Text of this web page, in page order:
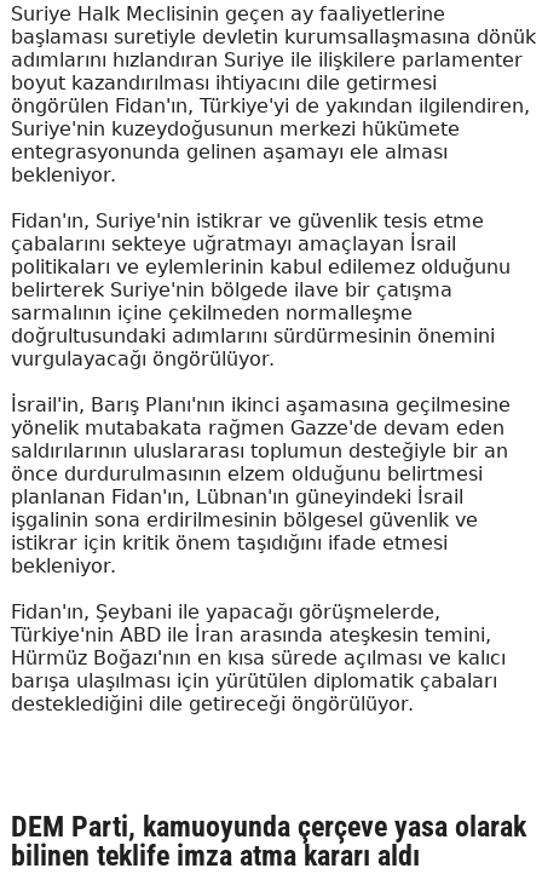
Suriye Halk Meclisinin geçen ay faaliyetlerine
başlaması suretiyle devletin kurumsallaşmasına dönük
adımlarını hızlandıran Suriye ile ilişkilere parlamenter
boyut kazandırılması ihtiyacını dile getirmesi
öngörülen Fidan'ın, Türkiye'yi de yakından ilgilendiren,
Suriye'nin kuzeydoğusunun merkezi hükümete
entegrasyonunda gelinen aşamayı ele alması
bekleniyor.
Fidan'ın, Suriye'nin istikrar ve güvenlik tesis etme
çabalarını sekteye uğratmayı amaçlayan İsrail
politikaları ve eylemlerinin kabul edilemez olduğunu
belirterek Suriye'nin bölgede ilave bir çatışma
sarmalının içine çekilmeden normalleşme
doğrultusundaki adımlarını sürdürmesinin önemini
vurgulayacağı öngörülüyor.
İsrail'in, Barış Planı'nın ikinci aşamasına geçilmesine
yönelik mutabakata rağmen Gazze'de devam eden
saldırılarının uluslararası toplumun desteğiyle bir an
önce durdurulmasının elzem olduğunu belirtmesi
planlanan Fidan'ın, Lübnan'ın güneyindeki İsrail
işgalinin sona erdirilmesinin bölgesel güvenlik ve
istikrar için kritik önem taşıdığını ifade etmesi
bekleniyor.
Fidan'ın, Şeybani ile yapacağı görüşmelerde,
Türkiye'nin ABD ile İran arasında ateşkesin temini,
Hürmüz Boğazı'nın en kısa sürede açılması ve kalıcı
barışa ulaşılması için yürütülen diplomatik çabaları
desteklediğini dile getireceği öngörülüyor.
DEM Parti, kamuoyunda çerçeve yasa olarak
bilinen teklife imza atma kararı aldı